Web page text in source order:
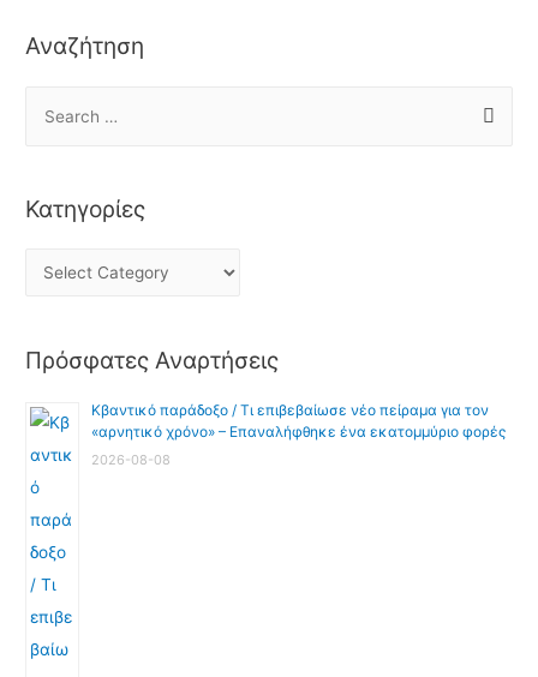
Αναζήτηση
Κατηγορίες
Πρόσφατες Αναρτήσεις
Κβαντικό παράδοξο / Τι επιβεβαίωσε νέο πείραμα για τον
«αρνητικό χρόνο» – Επαναλήφθηκε ένα εκατομμύριο φορές
2026-08-08